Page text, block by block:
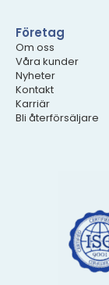
Företag
Om oss
Våra kunder
Nyheter
Kontakt
Karriär
Bli återförsäljare